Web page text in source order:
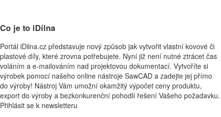
Co je to iDílna
Portál iDilna.cz představuje nový způsob jak vytvořit vlastní kovové či
plastové díly, které zrovna potřebujete. Nyní již není nutné ztrácet čas
voláním a e-mailováním nad projektovou dokumentací. Vytvoříte si
výrobek pomocí našeho online nástroje SawCAD a zadejte jej přímo
do výroby! Nástroj Vám umožní okamžitý výpočet ceny produktu,
export do výroby a bezkonkurenční pohodlí řešení Vašeho požadavku.
Přihlásit se k newsletteru